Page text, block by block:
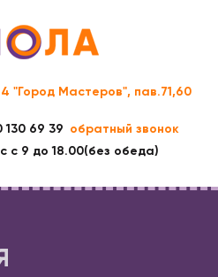
"Город Мастеров", пав.71,60
130 69 39 обратный звонок
с 9 до 18.00(без обеда)